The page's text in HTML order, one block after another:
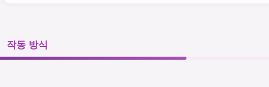
작동 방식